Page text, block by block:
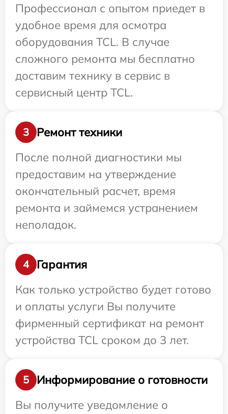
Профессионал с опытом приедет в
удобное время для осмотра
оборудования TCL. В случае
сложного ремонта мы бесплатно
доставим технику в сервис в
сервисный центр TCL.
3
Ремонт техники
После полной диагностики мы
предоставим на утверждение
окончательный расчет, время
ремонта и займемся устранением
неполадок.
4
Гарантия
Как только устройство будет готово
и оплаты услуги Вы получите
фирменный сертификат на ремонт
устройства TCL сроком до 3 лет.
5
Информирование о готовности
Вы получите уведомление о